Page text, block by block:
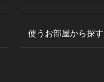
使うお部屋から探す